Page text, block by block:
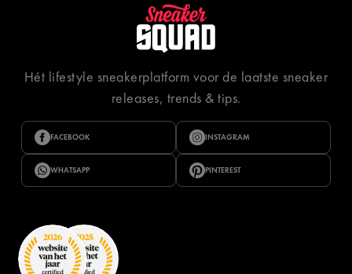
Hét lifestyle sneakerplatform voor de laatste sneaker
releases, trends & tips.
FACEBOOK INSTAGRAM
WHATSAPP PINTEREST